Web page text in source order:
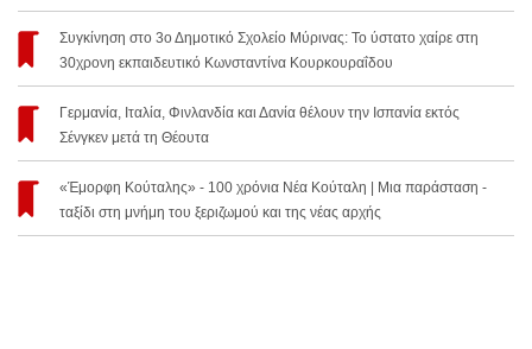
Συγκίνηση στο 3ο Δημοτικό Σχολείο Μύρινας: Το ύστατο χαίρε στη
30χρονη εκπαιδευτικό Κωνσταντίνα Κουρκουραΐδου
Γερμανία, Ιταλία, Φινλανδία και Δανία θέλουν την Ισπανία εκτός
Σένγκεν μετά τη Θέουτα
«Έμορφη Κούταλης» - 100 χρόνια Νέα Κούταλη | Μια παράσταση -
ταξίδι στη μνήμη του ξεριζωμού και της νέας αρχής